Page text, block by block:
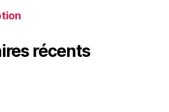
récents